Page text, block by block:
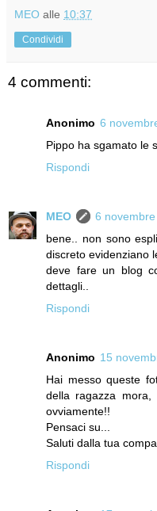
MEO alle 10:37
Condividi
4 commenti:
Anonimo 6
Pippo ha sgamato le
Rispondi
MEO
6
bene.. non sono
discreto evidenziano
deve fare un blog
dettagli..
Rispondi
Anonimo 15
Hai messo queste
della ragazza
ovviamente!!
Pensaci su...
Saluti dalla tua
Rispondi